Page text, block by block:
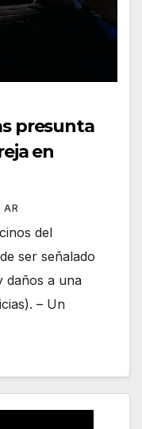
presunta
en
AR
del
ser señalado
daños a una
– Un